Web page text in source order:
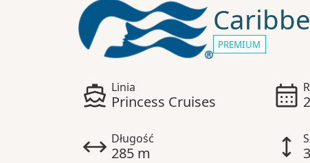
PREMIUM
Linia
Princess Cruises
Długość
285 m